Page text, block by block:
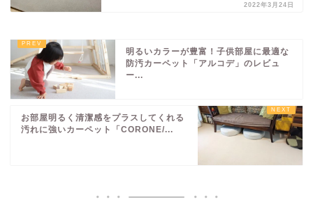
2022年3月24日
明るいカラーが豊富！子供部屋に最適な
防汚カーペット「アルコデ」のレビュ
ー...
お部屋明るく清潔感をプラスしてくれる
汚れに強いカーペット「CORONE/...